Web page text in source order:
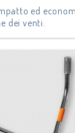
ed
dei venti.